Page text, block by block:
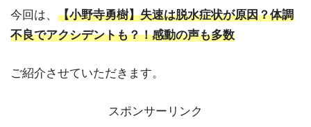
今回は、 【小野寺勇樹】失速は脱水症状が原因？体調
不良でアクシデントも？！感動の声も多数
ご紹介させていただきます。
スポンサーリンク